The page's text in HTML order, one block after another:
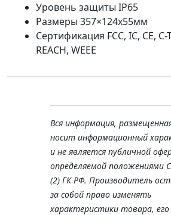
Уровень защиты IP65
Размеры 357×124x55мм
Сертификация FCC, IC, CE, C-
REACH, WEEE
Вся информация,
носит информационный
и не является публичной
определяемой положениями
(2) ГК РФ. Производитель
за собой право изменять
характеристики товара,